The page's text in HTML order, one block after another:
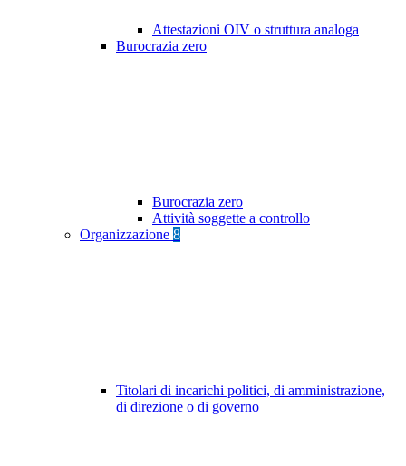
Attestazioni OIV o struttura analoga
Burocrazia zero
Burocrazia zero
Attività soggette a controllo
Organizzazione 8
Titolari di incarichi politici, di amministrazione,
di direzione o di governo